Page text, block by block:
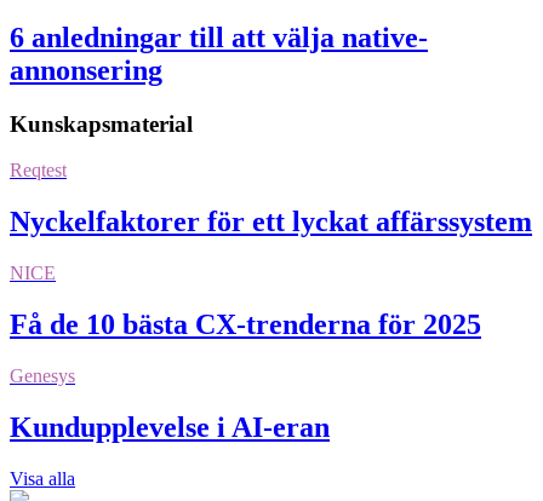
6 anledningar till att välja native-
annonsering
Kunskapsmaterial
Reqtest
Nyckelfaktorer för ett lyckat affärssystem
NICE
Få de 10 bästa CX-trenderna för 2025
Genesys
Kundupplevelse i AI-eran
Visa alla